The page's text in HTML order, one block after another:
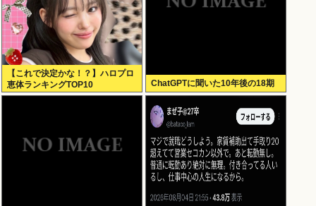
【これで決定かな！？】ハロプロ
恵体ランキングTOP10
ChatGPTに聞いた10年後の18期